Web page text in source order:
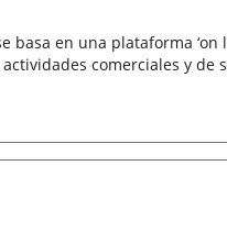
basa en una plataforma
comerciales y de